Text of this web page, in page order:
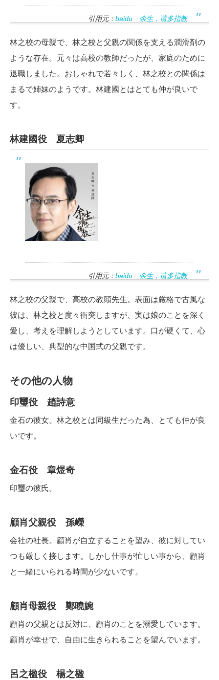
引用元： baidu 余生，请多指教
林之校の母親で、林之校と父親の関係を支える潤滑剤の
ような存在。元々は高校の教師だったが、家庭のために
退職しました。おしゃれで若々しく、林之校との関係は
まるで姉妹のようです。林建國とはとても仲が良いで
す。
林建國役 夏志卿
引用元： baidu 余生，请多指教
林之校の父親で、高校の教頭先生。表面は厳格で古風な
彼は、林之校と度々衝突しますが、実は娘のことを深く
愛し、考えを理解しようとしています。口が硬くて、心
は優しい、典型的な中国式の父親です。
その他の人物
印璽役 趙詩意
金石の彼女。林之校とは同級生だった為、とても仲が良
いです。
金石役 章煜奇
印璽の彼氏。
顧肖父親役 孫嶸
会社の社長。顧肖が自立することを望み、彼に対してい
つも厳しく接します。しかし仕事が忙しい事から、顧肖
と一緒にいられる時間が少ないです。
顧肖母親役 鄭曉婉
顧肖の父親とは反対に、顧肖のことを溺愛しています。
顧肖が幸せで、自由に生きられることを望んでいます。
呂之楹役 楊之楹